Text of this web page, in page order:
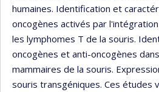
humaines. Identification et
oncogènes activés par
les lymphomes T de la souris.
oncogènes et anti-oncogènes
mammaires de la souris.
souris transgéniques. Ces études